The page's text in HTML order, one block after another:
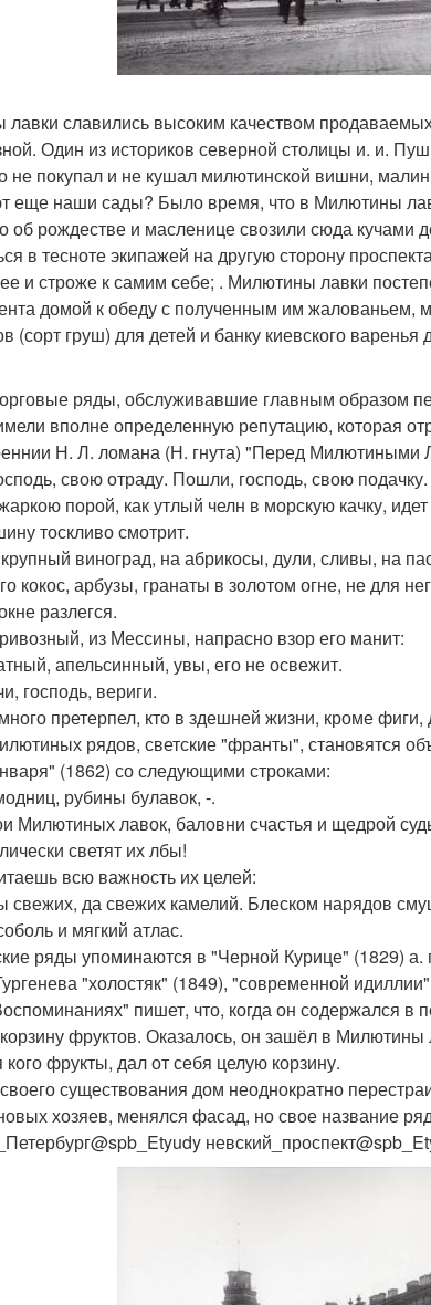
славились высоким качеством
Один из историков северной столицы и. и.
не покупал и не кушал милютинской вишни,
еще наши сады? Было время, что в Милютины
об рождестве и масленице свозили сюда
в тесноте экипажей на другую сторону
и строже к самим себе; . Милютины лавки
домой к обеду с полученным им жалованьем,
(сорт груш) для детей и банку киевского
ряды, обслуживавшие главным образом
вполне определенную репутацию, которая
Н. Л. ломана (Н. гнута) "Перед
свою отраду. Пошли, господь, свою подачку.
порой, как утлый челн в морскую качку,
тоскливо смотрит.
виноград, на абрикосы, дули, сливы, на
кокос, арбузы, гранаты в золотом огне, не для
разлегся.
из Мессины, напрасно взор его манит:
апельсинный, увы, его не освежит.
господь, вериги.
претерпел, кто в здешней жизни, кроме
рядов, светские "франты", становятся
(1862) со следующими строками:
рубины булавок, -.
Милютиных лавок, баловни счастья и щедрой
светят их лбы!
всю важность их целей:
свежих, да свежих камелий. Блеском нарядов
и мягкий атлас.
ряды упоминаются в "Черной Курице" (1829) а.
"холостяк" (1849), "современной
пишет, что, когда он содержался в
фруктов. Оказалось, он зашёл в Милютины
кого фрукты, дал от себя целую корзину.
существования дом неоднократно
хозяев, менялся фасад, но свое название